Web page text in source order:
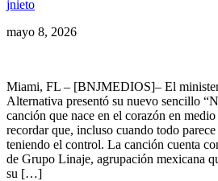
jnieto
mayo 8, 2026
Miami, FL – [BNJMEDIOS]– El
Alternativa presentó su nuevo sencillo
canción que nace en el corazón en
recordar que, incluso cuando todo
teniendo el control. La canción cuenta
de Grupo Linaje, agrupación mexicana
su […]